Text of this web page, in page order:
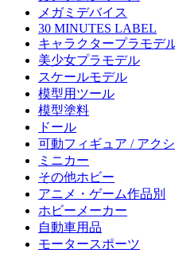
メガミデバイス
30 MINUTES LABEL
キャラクタープラモデ
美少女プラモデル
スケールモデル
模型用ツール
模型塗料
ドール
可動フィギュア / アク
ミニカー
その他ホビー
アニメ・ゲーム作品別
ホビーメーカー
自動車用品
モータースポーツ